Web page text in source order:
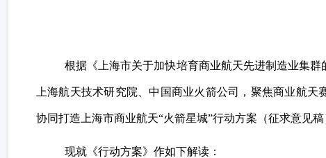
根据《上海市关于加快培育商业航天先进制造业集
上海航天技术研究院、中国商业火箭公司，聚焦商业航
协同打造上海市商业航天“火箭星城”行动方案（征求意见稿
现就《行动方案》作如下解读：